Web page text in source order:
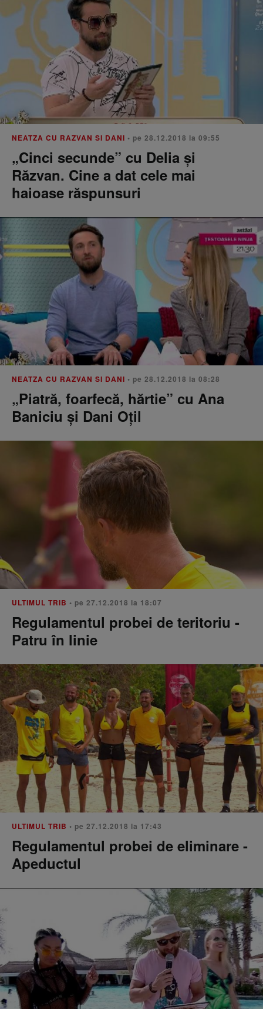
NEATZA CU RAZVAN SI DANI • pe 28.12.2018 la 09:55
„Cinci secunde” cu Delia și
Răzvan. Cine a dat cele mai
haioase răspunsuri
NEATZA CU RAZVAN SI DANI • pe 28.12.2018 la 08:28
„Piatră, foarfecă, hărtie” cu Ana
Baniciu și Dani Oțil
ULTIMUL TRIB • pe 27.12.2018 la 18:07
Regulamentul probei de teritoriu -
Patru în linie
ULTIMUL TRIB • pe 27.12.2018 la 17:43
Regulamentul probei de eliminare -
Apeductul